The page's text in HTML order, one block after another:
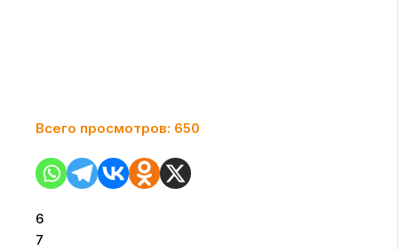
Всего просмотров: 650
6
7